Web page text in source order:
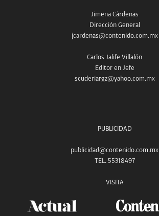
Jimena Cárdenas
Dirección General
jcardenas@contenido.com.mx
Carlos Jalife Villalón
Editor en Jefe
scuderiargz@yahoo.com.mx
PUBLICIDAD
publicidad@contenido.com.mx
TEL. 55318497
VISITA